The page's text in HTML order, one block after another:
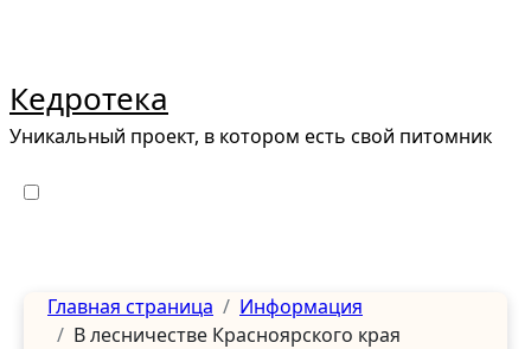
Кедротека
Уникальный проект, в котором есть свой питомник
Главная страница
Информация
В лесничестве Красноярского края